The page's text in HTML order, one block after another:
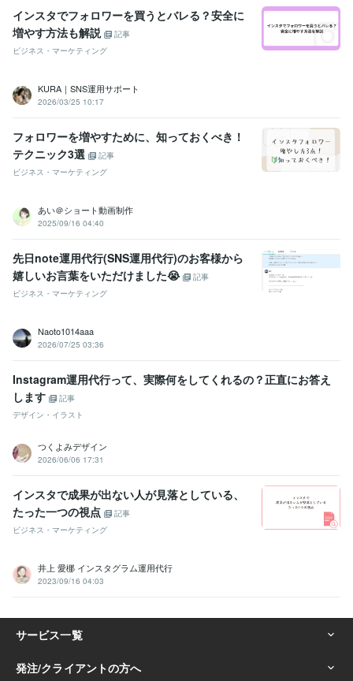
インスタでフォロワーを買うとバレる？安全に
増やす方法も解説
記事
ビジネス・マーケティング
KURA｜SNS運用サポート
2026/03/25 10:17
フォロワーを増やすために、知っておくべき！
テクニック3選
記事
ビジネス・マーケティング
あい＠ショート動画制作
2025/09/16 04:40
先日note運用代行(SNS運用代行)のお客様から
嬉しいお言葉をいただけました😭
記事
ビジネス・マーケティング
Naoto1014aaa
2026/07/25 03:36
Instagram運用代行って、実際何をしてくれるの？正直にお答え
します
記事
デザイン・イラスト
つくよみデザイン
2026/06/06 17:31
インスタで成果が出ない人が見落としている、
たった一つの視点
記事
ビジネス・マーケティング
井上 愛梛 インスタグラム運用代行
2023/09/16 04:03